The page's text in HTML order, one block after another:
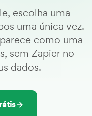
escolha uma
uma única vez.
como uma
sem Zapier no
dados.